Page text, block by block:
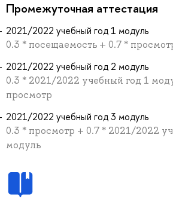
Промежуточная аттестация
2021/2022 учебный год 1 модуль
0.3 * посещаемость + 0.7 *
2021/2022 учебный год 2 модуль
0.3 * 2021/2022 учебный год 1
просмотр
2021/2022 учебный год 3 модуль
0.3 * просмотр + 0.7 * 2021/2022
модуль